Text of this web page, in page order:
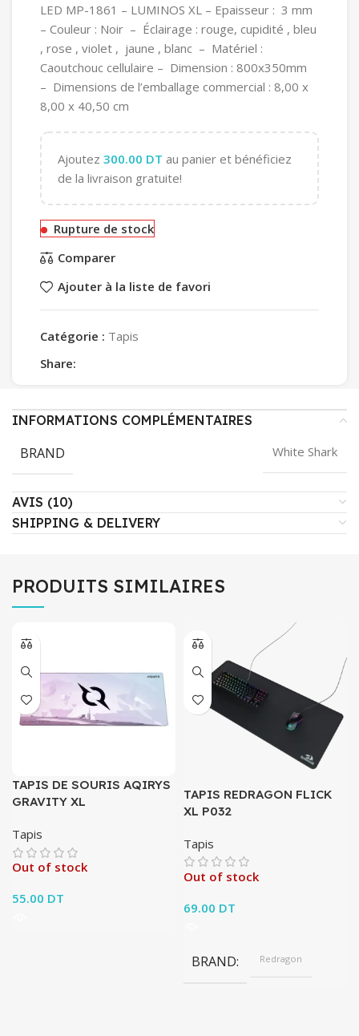
LED MP-1861 – LUMINOS XL – Epaisseur : 3 mm
– Couleur : Noir – Éclairage : rouge, cupidité , bleu
, rose , violet , jaune , blanc – Matériel :
Caoutchouc cellulaire – Dimension : 800x350mm
– Dimensions de l’emballage commercial : 8,00 x
8,00 x 40,50 cm
Ajoutez 300.00 DT au panier et bénéficiez
de la livraison gratuite!
Rupture de stock
Comparer
Ajouter à la liste de favori
Catégorie : Tapis
Share:
INFORMATIONS COMPLÉMENTAIRES
BRAND White Shark
AVIS (10)
SHIPPING & DELIVERY
PRODUITS SIMILAIRES
TAPIS DE SOURIS AQIRYS
GRAVITY XL
Tapis
Out of stock
55.00 DT
TAPIS REDRAGON FLICK
XL P032
Tapis
Out of stock
69.00 DT
BRAND Redragon